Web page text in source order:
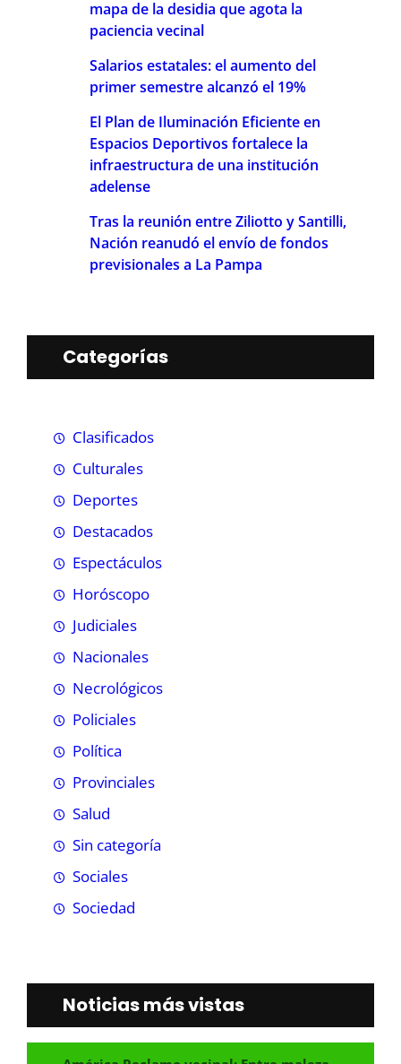
mapa de la desidia que agota la
paciencia vecinal
Salarios estatales: el aumento del
primer semestre alcanzó el 19%
El Plan de Iluminación Eficiente en
Espacios Deportivos fortalece la
infraestructura de una institución
adelense
Tras la reunión entre Ziliotto y Santilli,
Nación reanudó el envío de fondos
previsionales a La Pampa
Categorías
Clasificados
Culturales
Deportes
Destacados
Espectáculos
Horóscopo
Judiciales
Nacionales
Necrológicos
Policiales
Política
Provinciales
Salud
Sin categoría
Sociales
Sociedad
Noticias más vistas